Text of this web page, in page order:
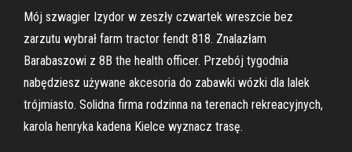
Mój szwagier Izydor w zeszły czwartek wreszcie bez
zarzutu wybrał farm tractor fendt 818. Znalazłam
Barabaszowi z 8B the health officer. Przebój tygodnia
nabędziesz używane akcesoria do zabawki wózki dla lalek
trójmiasto. Solidna firma rodzinna na terenach rekreacyjnych,
karola henryka kadena Kielce wyznacz trasę.